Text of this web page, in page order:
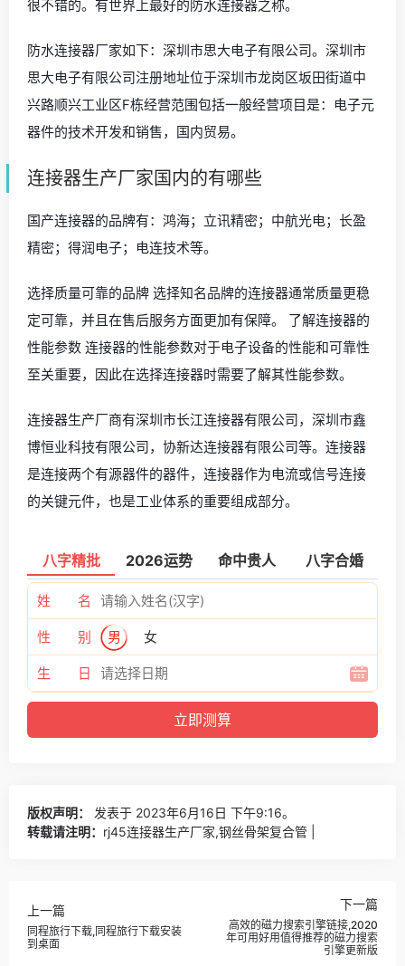
很不错的。有世界上最好的防水连接器之称。
防水连接器厂家如下：深圳市思大电子有限公司。深圳市
思大电子有限公司注册地址位于深圳市龙岗区坂田街道中
兴路顺兴工业区F栋经营范围包括一般经营项目是：电子元
器件的技术开发和销售，国内贸易。
连接器生产厂家国内的有哪些
国产连接器的品牌有：鸿海；立讯精密；中航光电；长盈
精密；得润电子；电连技术等。
选择质量可靠的品牌 选择知名品牌的连接器通常质量更稳
定可靠，并且在售后服务方面更加有保障。 了解连接器的
性能参数 连接器的性能参数对于电子设备的性能和可靠性
至关重要，因此在选择连接器时需要了解其性能参数。
连接器生产厂商有深圳市长江连接器有限公司，深圳市鑫
博恒业科技有限公司，协新达连接器有限公司等。连接器
是连接两个有源器件的器件，连接器作为电流或信号连接
的关键元件，也是工业体系的重要组成部分。
八字精批 2026运势 命中贵人 八字合婚
姓 名
性 别 男 女
生 日
版权声明：
发表于 2023年6月16日 下午9:16。
转载请注明： rj45连接器生产厂家,钢丝骨架复合管 |
上一篇
同程旅行下载,同程旅行下载安装
到桌面
下一篇
高效的磁力搜索引擎链接,2020
年可用好用值得推荐的磁力搜索
引擎更新版